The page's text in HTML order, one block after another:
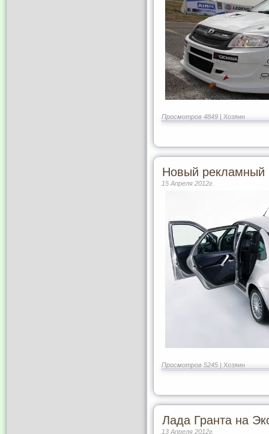
Просмотров 4849 | Хозяин
Новый рекламный
15 Апреля 2012г.
Просмотров 5245 | Хозяин
Лада Гранта на
13 Апреля 2012г.